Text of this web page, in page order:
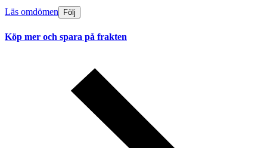
Läs omdömen Följ
Köp mer och spara på frakten